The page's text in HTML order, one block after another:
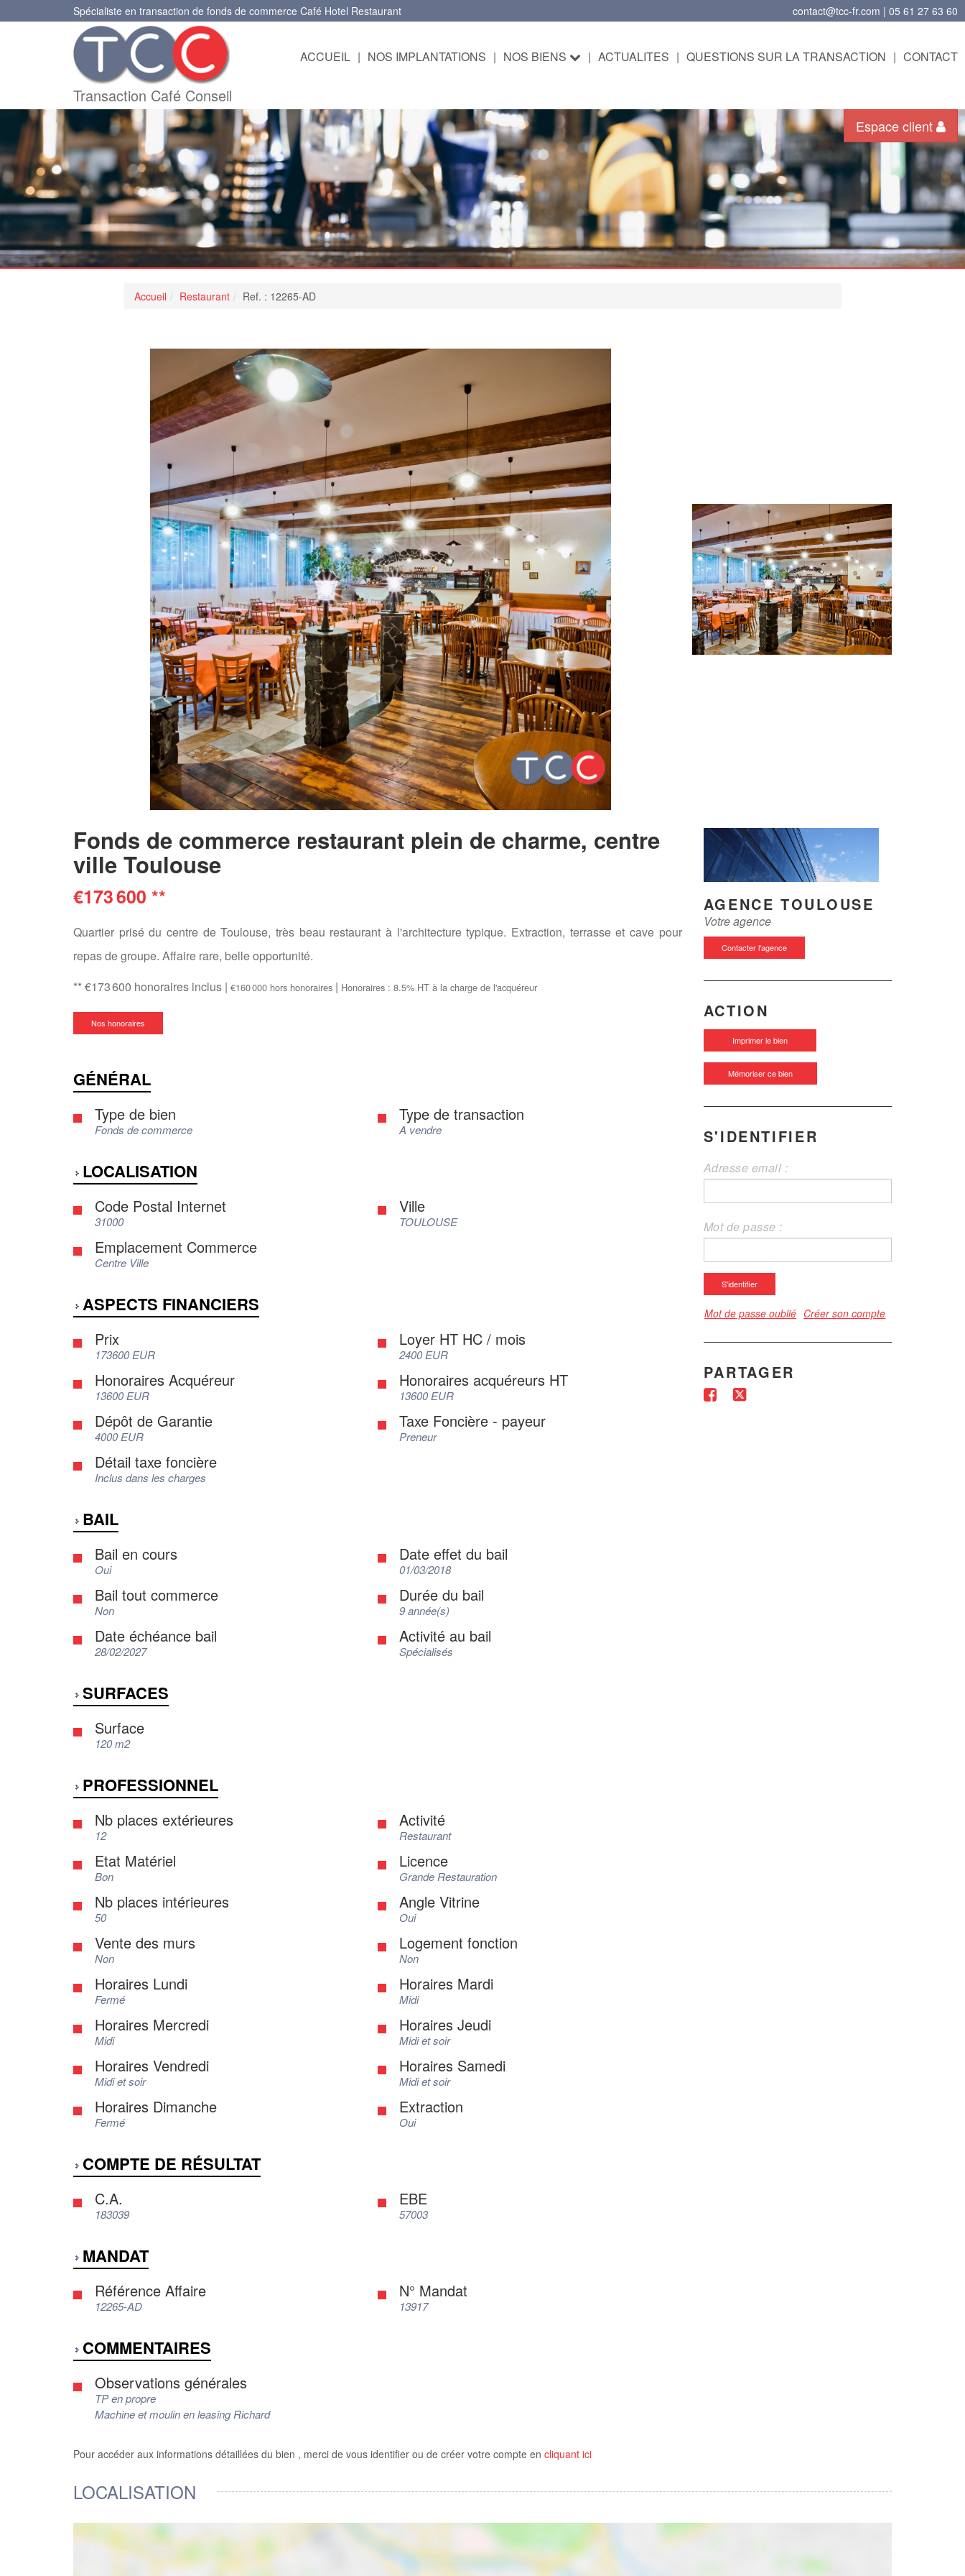
contact@tcc-fr.com | 05 61 27 63 60
Spécialiste en transaction de fonds de commerce Café Hotel Restaurant
Transaction Café Conseil
ACCUEIL | NOS IMPLANTATIONS | NOS BIENS | ACTUALITES | QUESTIONS SUR LA TRANSACTION | CONTACT
Espace client
Accueil Restaurant Ref. : 12265-AD
Fonds de commerce restaurant plein de charme, centre
ville Toulouse
€173 600 **
Quartier prisé du centre de Toulouse, très beau restaurant à l'architecture typique. Extraction, terrasse et cave pour
repas de groupe. Affaire rare, belle opportunité.
** €173 600 honoraires inclus | €160 000 hors honoraires | Honoraires : 8.5% HT à la charge de l'acquéreur
Nos honoraires
GÉNÉRAL
Type de bien
Fonds de commerce
Type de transaction
A vendre
LOCALISATION
Code Postal Internet
31000
Ville
TOULOUSE
Emplacement Commerce
Centre Ville
ASPECTS FINANCIERS
Prix
173600 EUR
Loyer HT HC / mois
2400 EUR
Honoraires Acquéreur
13600 EUR
Honoraires acquéreurs HT
13600 EUR
Dépôt de Garantie
4000 EUR
Taxe Foncière - payeur
Preneur
Détail taxe foncière
Inclus dans les charges
BAIL
Bail en cours
Oui
Date effet du bail
01/03/2018
Bail tout commerce
Non
Durée du bail
9 année(s)
Date échéance bail
28/02/2027
Activité au bail
Spécialisés
SURFACES
Surface
120 m2
PROFESSIONNEL
Nb places extérieures
12
Activité
Restaurant
Etat Matériel
Bon
Licence
Grande Restauration
Nb places intérieures
50
Angle Vitrine
Oui
Vente des murs
Non
Logement fonction
Non
Horaires Lundi
Fermé
Horaires Mardi
Midi
Horaires Mercredi
Midi
Horaires Jeudi
Midi et soir
Horaires Vendredi
Midi et soir
Horaires Samedi
Midi et soir
Horaires Dimanche
Fermé
Extraction
Oui
COMPTE DE RÉSULTAT
C.A.
183039
EBE
57003
MANDAT
Référence Affaire
12265-AD
N° Mandat
13917
COMMENTAIRES
Observations générales
TP en propre
Machine et moulin en leasing Richard
Pour accéder aux informations détaillées du bien , merci de vous identifier ou de créer votre compte en cliquant ici
AGENCE TOULOUSE
Votre agence
Contacter l'agence
ACTION
Imprimer le bien
Mémoriser ce bien
S'IDENTIFIER
Adresse email :
Mot de passe :
S'identifier
Mot de passe oublié Créer son compte
PARTAGER
LOCALISATION